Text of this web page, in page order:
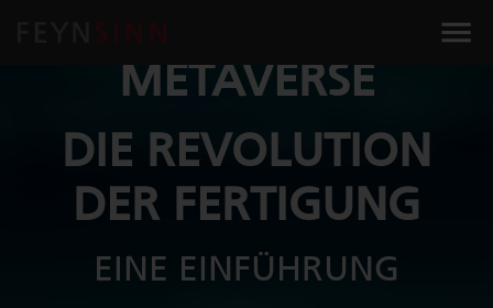
METAVERSE
DIE REVOLUTION
DER FERTIGUNG
EINE EINFÜHRUNG